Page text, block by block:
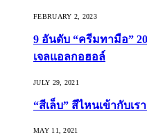
FEBRUARY 2, 2023
9 อันดับ “ครีมทามือ”
เจลแอลกอฮอล์
JULY 29, 2021
“สีเล็บ” สีไหนเข้ากับเ
MAY 11, 2021